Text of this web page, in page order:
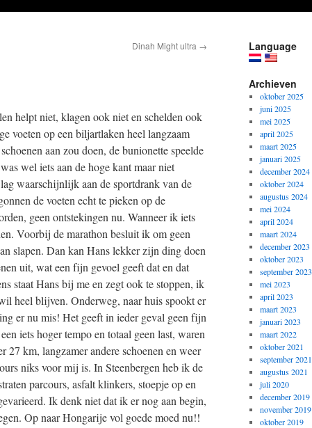
Dinah Might ultra →
helpt niet, klagen ook niet en schelden ook
voeten op een biljartlaken heel langzaam
aan zou doen, de bunionette speelde
wel iets aan de hoge kant maar niet
waarschijnlijk aan de sportdrank van de
de voeten echt te pieken op de
geen ontstekingen nu. Wanneer ik iets
Voorbij de marathon besluit ik om geen
slapen. Dan kan Hans lekker zijn ding doen
uit, wat een fijn gevoel geeft dat en dat
staat Hans bij me en zegt ook te stoppen, ik
heel blijven. Onderweg, naar huis spookt er
er nu mis! Het geeft in ieder geval geen fijn
iets hoger tempo en totaal geen last, waren
27 km, langzamer andere schoenen en weer
niks voor mij is. In Steenbergen heb ik de
parcours, asfalt klinkers, stoepje op en
Ik denk niet dat ik er nog aan begin,
Op naar Hongarije vol goede moed nu!!
Language
Archieven
oktober 2025
juni 2025
mei 2025
april 2025
maart 2025
januari 2025
december 2024
oktober 2024
augustus 2024
mei 2024
april 2024
maart 2024
december 2023
oktober 2023
september 2023
mei 2023
april 2023
maart 2023
januari 2023
maart 2022
oktober 2021
september 2021
augustus 2021
juli 2020
december 2019
november 2019
oktober 2019